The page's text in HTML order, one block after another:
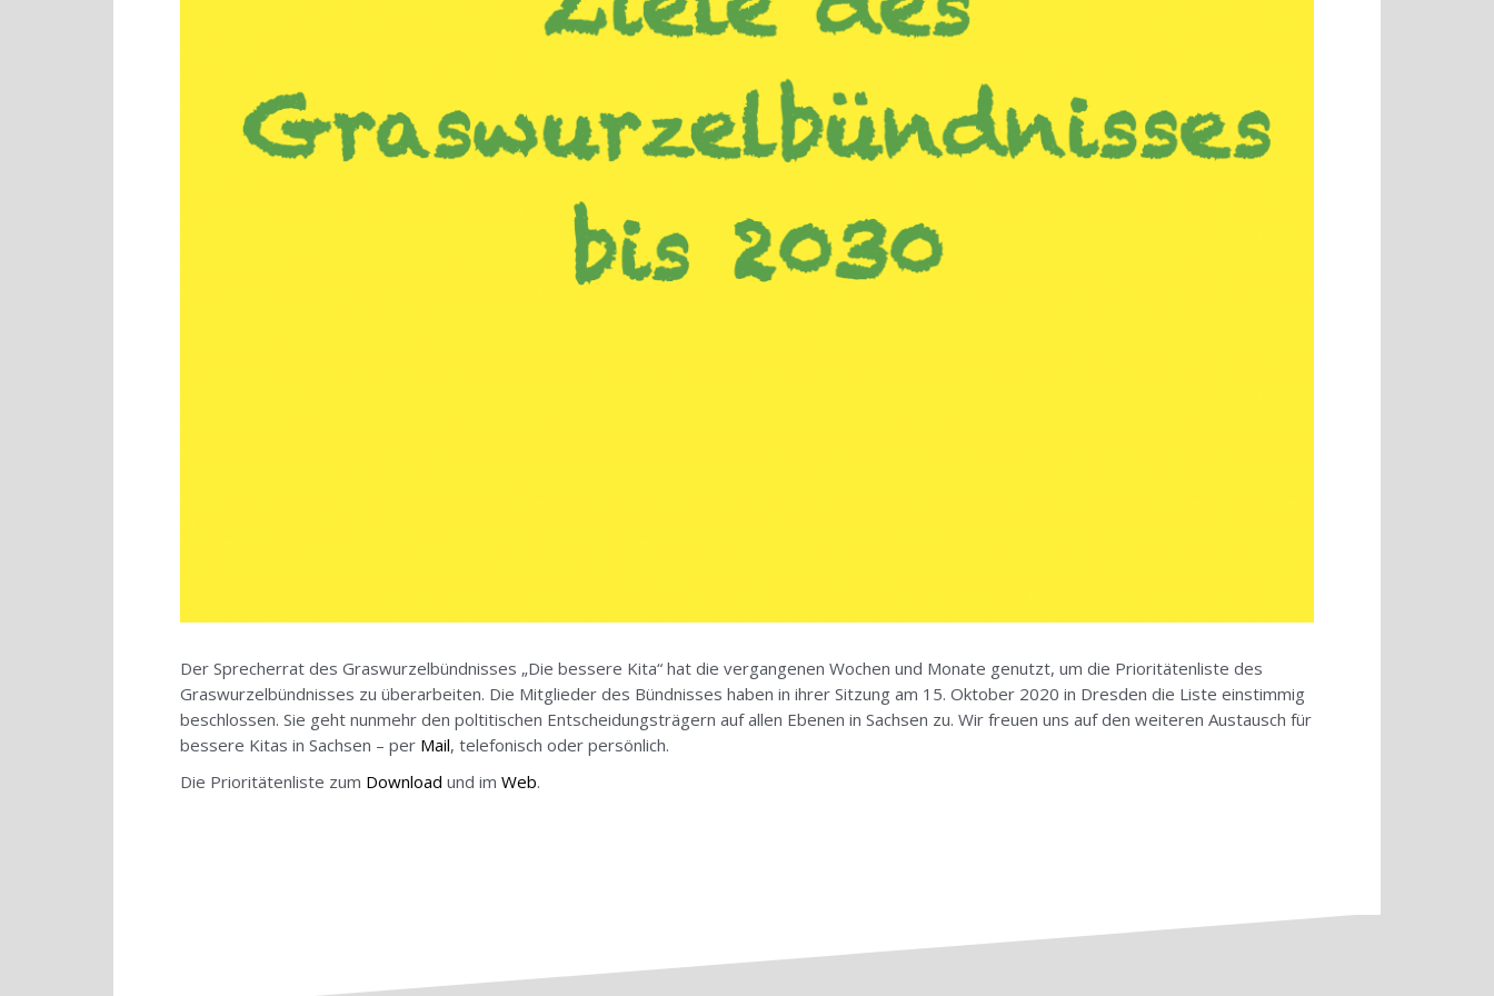
Der Sprecherrat des Graswurzelbündnisses „Die bessere Kita“ hat die vergangenen Wochen und Monate genutzt, um die Prioritätenliste des
Graswurzelbündnisses zu überarbeiten. Die Mitglieder des Bündnisses haben in ihrer Sitzung am 15. Oktober 2020 in Dresden die Liste einstimmig
beschlossen. Sie geht nunmehr den poltitischen Entscheidungsträgern auf allen Ebenen in Sachsen zu. Wir freuen uns auf den weiteren Austausch für
bessere Kitas in Sachsen – per Mail, telefonisch oder persönlich.
Die Prioritätenliste zum Download und im Web.